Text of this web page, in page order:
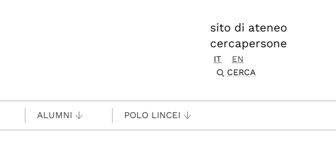
sito di ateneo
cercapersone
IT
EN
CERCA
ALUMNI POLO LINCEI